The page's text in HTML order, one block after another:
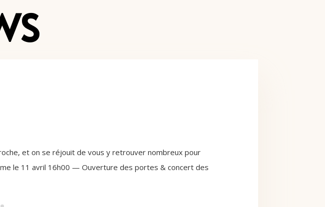
et on se réjouit de vous y retrouver nombreux pour
le 11 avril 16h00 — Ouverture des portes & concert des